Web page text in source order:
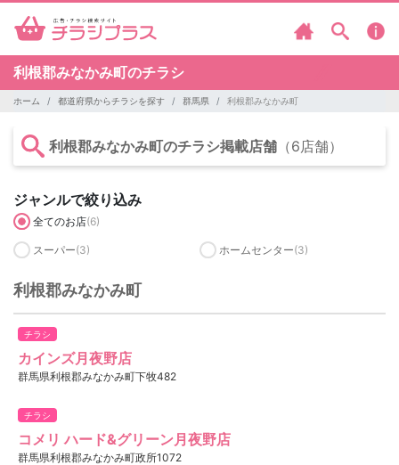
利根郡みなかみ町のチラシ
ホーム 都道府県からチラシを探す 群馬県 利根郡みなかみ町
利根郡みなかみ町のチラシ掲載店舗 （6店舗）
ジャンルで絞り込み
全てのお店(6)
スーパー(3) ホームセンター(3)
利根郡みなかみ町
チラシ
カインズ月夜野店
群馬県利根郡みなかみ町下牧482
チラシ
コメリ ハード&グリーン月夜野店
群馬県利根郡みなかみ町政所1072